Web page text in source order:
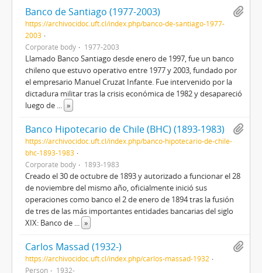
Banco de Santiago (1977-2003)
https://archivocidoc.uft.cl/index.php/banco-de-santiago-1977-
2003
Corporate body
1977-2003
Llamado Banco Santiago desde enero de 1997, fue un banco
chileno que estuvo operativo entre 1977 y 2003, fundado por
el empresario Manuel Cruzat Infante. Fue intervenido por la
dictadura militar tras la crisis económica de 1982 y desapareció
luego de ... »
Banco Hipotecario de Chile (BHC) (1893-1983)
https://archivocidoc.uft.cl/index.php/banco-hipotecario-de-chile-
bhc-1893-1983
Corporate body
1893-1983
Creado el 30 de octubre de 1893 y autorizado a funcionar el 28
de noviembre del mismo año,​ oficialmente inició sus
operaciones como banco el 2 de enero de 1894 tras la fusión
de tres de las más importantes entidades bancarias del siglo
XIX: Banco de ... »
Carlos Massad (1932-)
https://archivocidoc.uft.cl/index.php/carlos-massad-1932
Person
1932-